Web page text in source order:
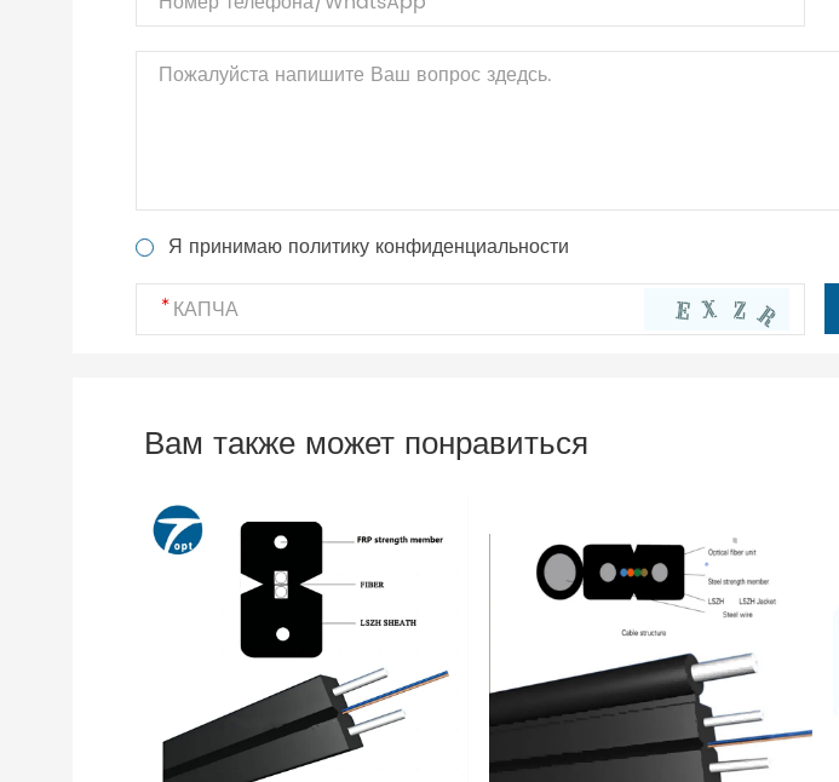
Я принимаю политику конфиденциальности
Вам также может понравиться